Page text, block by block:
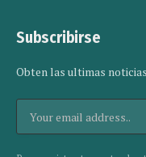
Subscribirse
Obten las ultimas